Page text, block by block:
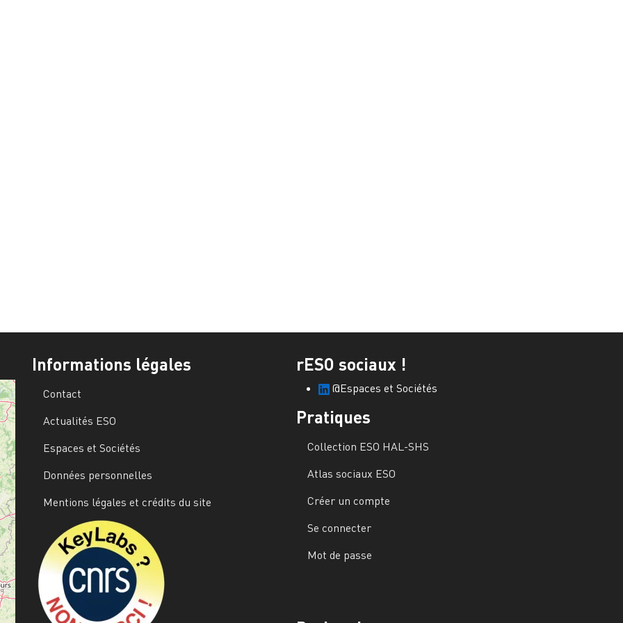
Informations légales
Contact
Actualités ESO
Espaces et Sociétés
Données personnelles
Mentions légales et crédits du site
rESO sociaux !
@Espaces et Sociétés
Pratiques
Collection ESO HAL-SHS
Atlas sociaux ESO
Créer un compte
Se connecter
Mot de passe